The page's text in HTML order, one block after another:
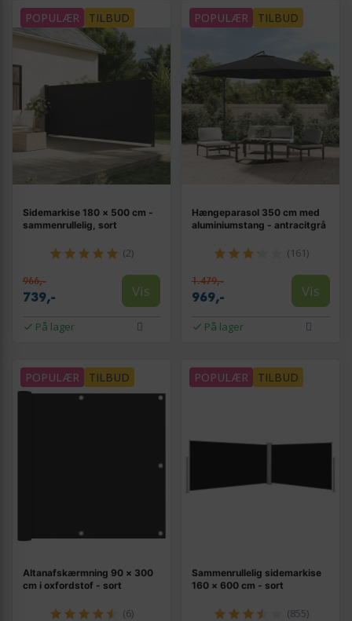
POPULÆR TILBUD
Sidemarkise 180 × 500 cm -
sammenrullelig, sort
(2)
966,-
739,- Vis
På lager
POPULÆR TILBUD
Hængeparasol 350 cm med
aluminiumstang - antracitgrå
(161)
1.479,-
969,- Vis
På lager
POPULÆR TILBUD
Altanafskærmning 90 × 300
cm i oxfordstof - sort
(6)
POPULÆR TILBUD
Sammenrullelig sidemarkise
160 × 600 cm - sort
(855)